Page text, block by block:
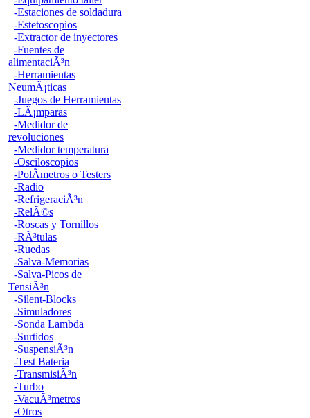
-Estaciones de soldadura
-Estetoscopios
-Extractor de inyectores
-Fuentes de
alimentaciÃ³n
-Herramientas
NeumÃ¡ticas
-Juegos de Herramientas
-LÃ¡mparas
-Medidor de
revoluciones
-Medidor temperatura
-Osciloscopios
-PolÃ­metros o Testers
-Radio
-RefrigeraciÃ³n
-RelÃ©s
-Roscas y Tornillos
-RÃ³tulas
-Ruedas
-Salva-Memorias
-Salva-Picos de
TensiÃ³n
-Silent-Blocks
-Simuladores
-Sonda Lambda
-Surtidos
-SuspensiÃ³n
-Test Bateria
-TransmisiÃ³n
-Turbo
-VacuÃ³metros
-Otros